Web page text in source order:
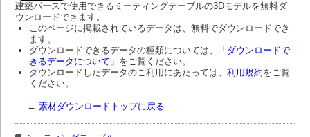
建築パースで使用できるミーティングテーブルの3Dモデルを無料ダ
ウンロードできます。
このページに掲載されているデータは、無料でダウンロードでき
ます。
ダウンロードできるデータの種類については、「 ダウンロードで
きるデータについて 」をご覧ください。
ダウンロードしたデータのご利用にあたっては、 利用規約をご覧
ください。
← 素材ダウンロードトップに戻る